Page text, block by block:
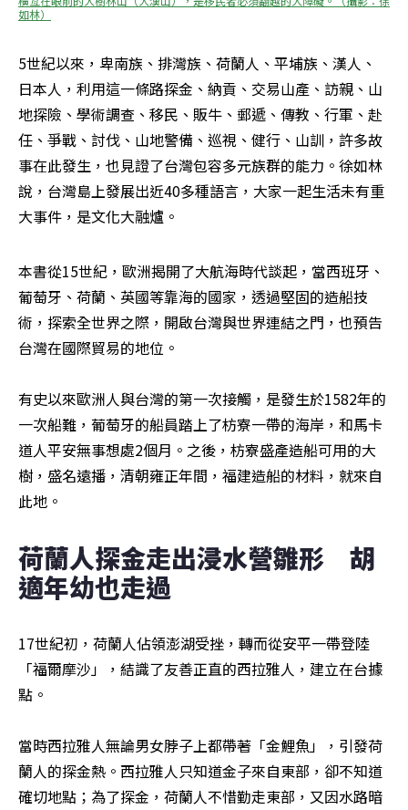
如林）
5世紀以來，卑南族、排灣族、荷蘭人、平埔族、漢人、
日本人，利用這一條路探金、納貢、交易山產、訪親、山
地探險、學術調查、移民、販牛、郵遞、傳教、行軍、赴
任、爭戰、討伐、山地警備、巡視、健行、山訓，許多故
事在此發生，也見證了台灣包容多元族群的能力。徐如林
說，台灣島上發展出近40多種語言，大家一起生活未有重
大事件，是文化大融爐。
本書從15世紀，歐洲揭開了大航海時代談起，當西班牙、
葡萄牙、荷蘭、英國等靠海的國家，透過堅固的造船技
術，探索全世界之際，開啟台灣與世界連結之門，也預告
台灣在國際貿易的地位。
有史以來歐洲人與台灣的第一次接觸，是發生於1582年的
一次船難，葡萄牙的船員踏上了枋寮一帶的海岸，和馬卡
道人平安無事想處2個月。之後，枋寮盛產造船可用的大
樹，盛名遠播，清朝雍正年間，福建造船的材料，就來自
此地。
荷蘭人探金走出浸水營雛形　胡
適年幼也走過
17世紀初，荷蘭人佔領澎湖受挫，轉而從安平一帶登陸
「福爾摩沙」，結識了友善正直的西拉雅人，建立在台據
點。
當時西拉雅人無論男女脖子上都帶著「金鯉魚」，引發荷
蘭人的探金熱。西拉雅人只知道金子來自東部，卻不知道
確切地點；為了探金，荷蘭人不惜勤走東部，又因水路暗